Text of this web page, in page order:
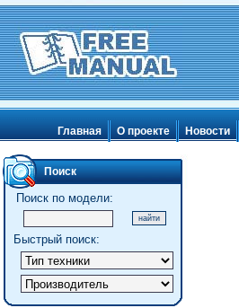
Главная О проекте Новости
Поиск
Поиск по модели:
Быстрый поиск: